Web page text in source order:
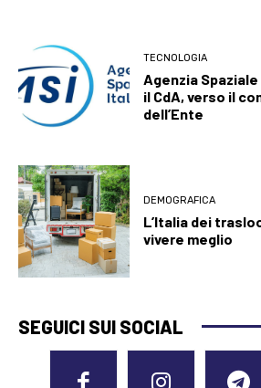
TECNOLOGIA
Agenzia
il CdA, verso il
dell’Ente
DEMOGRAFICA
L’Italia dei
vivere meglio
SEGUICI SUI SOCIAL